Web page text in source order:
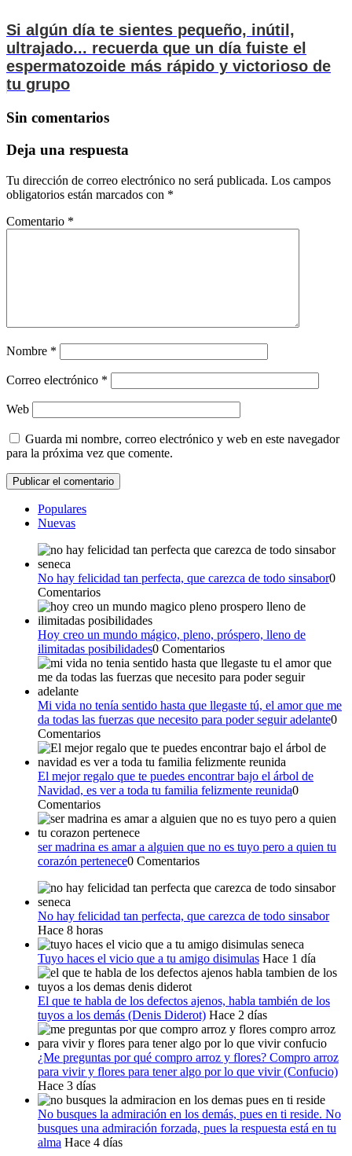
Si algún día te sientes pequeño, inútil,
ultrajado... recuerda que un día fuiste el
espermatozoide más rápido y victorioso de
tu grupo
Sin comentarios
Deja una respuesta
Tu dirección de correo electrónico no será publicada. Los campos
obligatorios están marcados con *
Comentario *
Nombre *
Correo electrónico *
Web
Guarda mi nombre, correo electrónico y web en este navegador
para la próxima vez que comente.
Populares
Nuevas
No hay felicidad tan perfecta, que carezca de todo sinsabor0
Comentarios
Hoy creo un mundo mágico, pleno, próspero, lleno de
ilimitadas posibilidades0 Comentarios
Mi vida no tenía sentido hasta que llegaste tú, el amor que me
da todas las fuerzas que necesito para poder seguir adelante0
Comentarios
El mejor regalo que te puedes encontrar bajo el árbol de
Navidad, es ver a toda tu familia felizmente reunida0
Comentarios
ser madrina es amar a alguien que no es tuyo pero a quien tu
corazón pertenece0 Comentarios
No hay felicidad tan perfecta, que carezca de todo sinsabor
Hace 8 horas
Tuyo haces el vicio que a tu amigo disimulas Hace 1 día
El que te habla de los defectos ajenos, habla también de los
tuyos a los demás (Denis Diderot) Hace 2 días
¿Me preguntas por qué compro arroz y flores? Compro arroz
para vivir y flores para tener algo por lo que vivir (Confucio)
Hace 3 días
No busques la admiración en los demás, pues en ti reside. No
busques una admiración forzada, pues la respuesta está en tu
alma Hace 4 días